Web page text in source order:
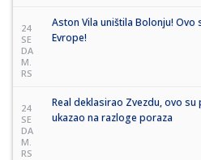
24
SE
DA
M.
RS
Aston Vila uništila Bolonju!
Evrope!
24
SE
DA
M.
RS
Real deklasirao Zvezdu, ovo su
ukazao na razloge poraza